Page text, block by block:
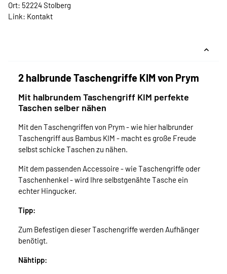
Ort: 52224 Stolberg
Link: Kontakt
2 halbrunde Taschengriffe KIM von Prym
Mit halbrundem Taschengriff KIM perfekte
Taschen selber nähen
Mit den Taschengriffen von Prym - wie hier halbrunder
Taschengriff aus Bambus KIM - macht es große Freude
selbst schicke Taschen zu nähen.
Mit dem passenden Accessoire - wie Taschengriffe oder
Taschenhenkel - wird Ihre selbstgenähte Tasche ein
echter Hingucker.
Tipp:
Zum Befestigen dieser Taschengriffe werden Aufhänger
benötigt.
Nähtipp: